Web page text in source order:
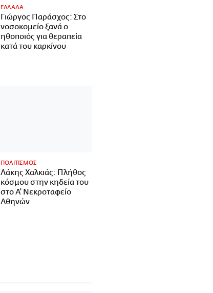
ΕΛΛΑΔΑ
Γιώργος Παράσχος: Στο
νοσοκομείο ξανά ο
ηθοποιός για θεραπεία
κατά του καρκίνου
ΠΟΛΙΤΙΣΜΟΣ
Λάκης Χαλκιάς: Πλήθος
κόσμου στην κηδεία του
στο Α' Νεκροταφείο
Αθηνών